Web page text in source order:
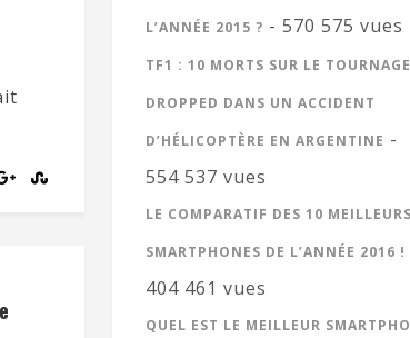
L’ANNÉE 2015 ? - 570 575 vues
TF1 : 10 MORTS SUR LE
DROPPED DANS UN ACCIDENT
D’HÉLICOPTÈRE EN ARGENTINE -
554 537 vues
LE COMPARATIF DES 10 MEILLEURS
SMARTPHONES DE L’ANNÉE 2016 !
404 461 vues
QUEL EST LE MEILLEUR